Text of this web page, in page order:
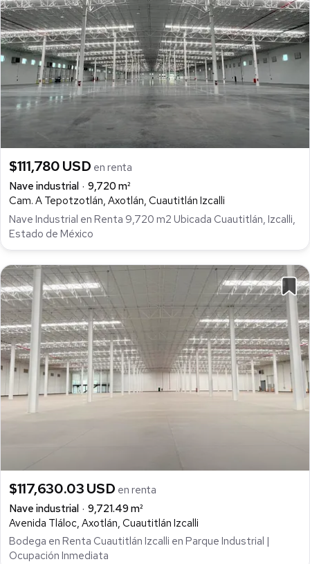
$111,780 USD en renta
Nave industrial
9,720 m²
Cam. A Tepotzotlán, Axotlán, Cuautitlán Izcalli
Nave Industrial en Renta 9,720 m2 Ubicada Cuautitlán, Izcalli,
Estado de México
$117,630.03 USD en renta
Nave industrial
9,721.49 m²
Avenida Tláloc, Axotlán, Cuautitlán Izcalli
Bodega en Renta Cuautitlán Izcalli en Parque Industrial |
Ocupación Inmediata